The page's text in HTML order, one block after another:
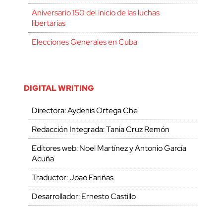
Aniversario 150 del inicio de las luchas
libertarias
Elecciones Generales en Cuba
DIGITAL WRITING
Directora: Aydenis Ortega Che
Redacción Integrada: Tania Cruz Remón
Editores web: Noel Martínez y Antonio García
Acuña
Traductor: Joao Fariñas
Desarrollador: Ernesto Castillo